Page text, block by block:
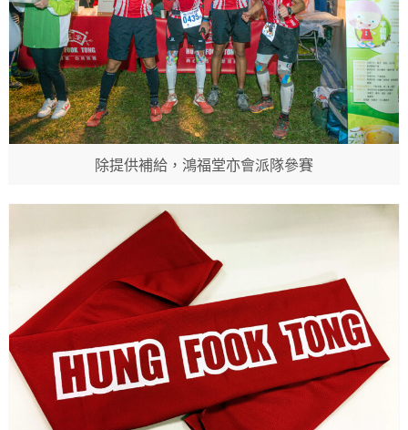
除提供補給，鴻福堂亦會派隊參賽